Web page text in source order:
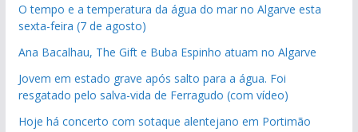
O tempo e a temperatura da água do mar no Algarve esta
sexta-feira (7 de agosto)
Ana Bacalhau, The Gift e Buba Espinho atuam no Algarve
Jovem em estado grave após salto para a água. Foi
resgatado pelo salva-vida de Ferragudo (com vídeo)
Hoje há concerto com sotaque alentejano em Portimão